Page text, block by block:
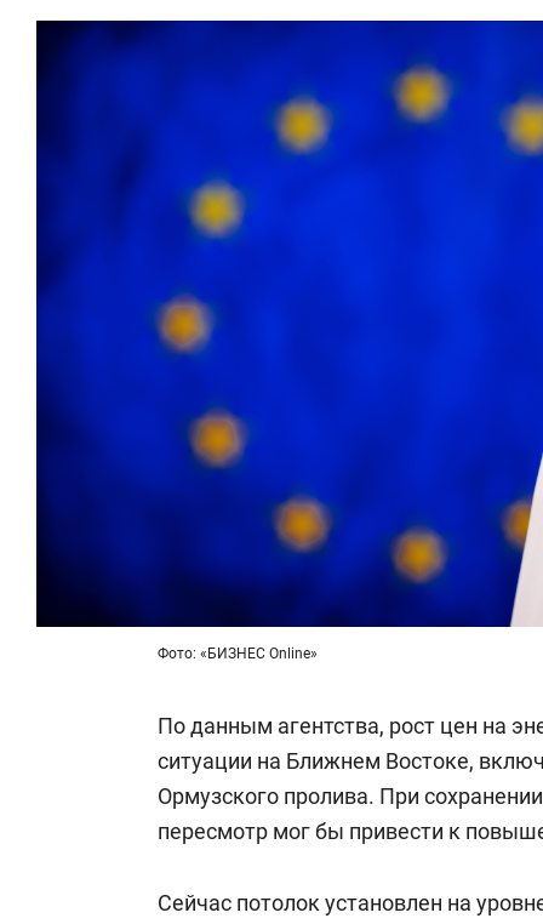
Фото: «БИЗНЕС Online»
По данным агентства, рост цен на
ситуации на Ближнем Востоке,
Ормузского пролива. При
пересмотр мог бы привести к
Сейчас потолок установлен на
создают оазис жилого
комфорта под Казанью
ID вместо